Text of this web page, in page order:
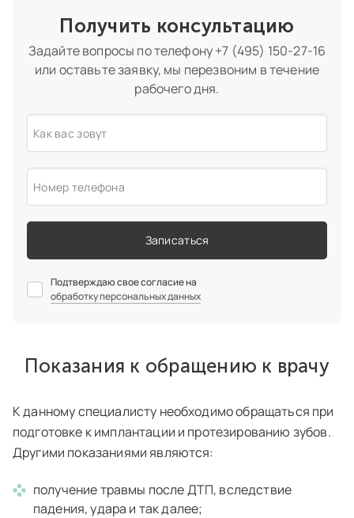
Получить консультацию
Задайте вопросы по телефону+7 (495) 150-27-16
или оставьте заявку, мы перезвоним в течение
рабочего дня.
Как вас зовут
Номер телефона
Записаться
Подтверждаю свое согласие на
обработку персональных данных
Показания к обращению к врачу
К данному специалисту необходимо обращаться при
подготовке к имплантации и протезированию зубов.
Другими показаниями являются:
получение травмы после ДТП, вследствие
падения, удара и так далее;